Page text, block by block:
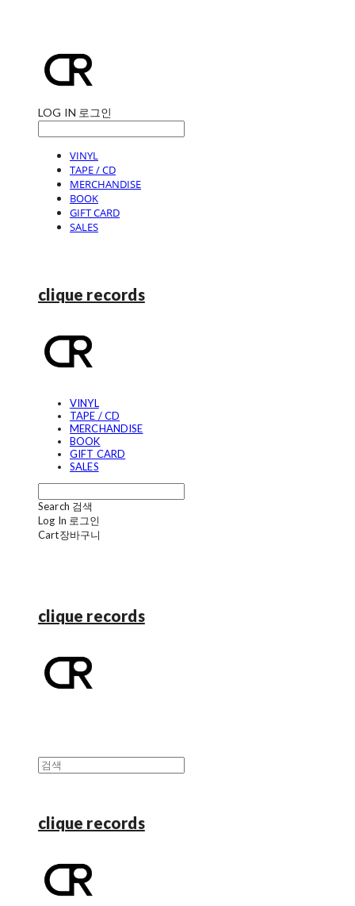
LOG IN 로그인
VINYL
TAPE / CD
MERCHANDISE
BOOK
GIFT CARD
SALES
clique records
VINYL
TAPE / CD
MERCHANDISE
BOOK
GIFT CARD
SALES
Search 검색
Log In 로그인
Cart장바구니
clique records
clique records